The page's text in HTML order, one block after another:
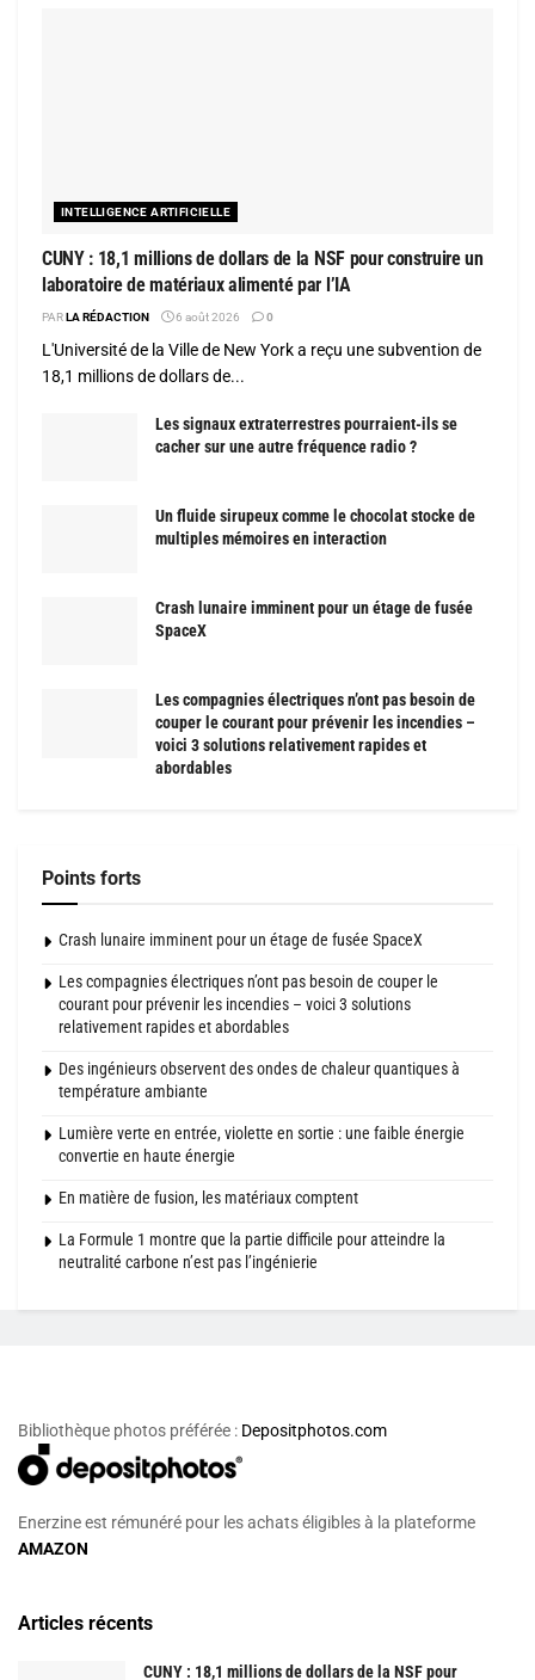
INTELLIGENCE ARTIFICIELLE
CUNY : 18,1 millions de dollars de la NSF pour construire un
laboratoire de matériaux alimenté par l’IA
PARLA RÉDACTION 6 août 2026 0
L'Université de la Ville de New York a reçu une subvention de
18,1 millions de dollars de...
Les signaux extraterrestres pourraient-ils se
cacher sur une autre fréquence radio ?
Un fluide sirupeux comme le chocolat stocke de
multiples mémoires en interaction
Crash lunaire imminent pour un étage de fusée
SpaceX
Les compagnies électriques n’ont pas besoin de
couper le courant pour prévenir les incendies –
voici 3 solutions relativement rapides et
abordables
Points forts
Crash lunaire imminent pour un étage de fusée SpaceX
Les compagnies électriques n’ont pas besoin de couper le
courant pour prévenir les incendies – voici 3 solutions
relativement rapides et abordables
Des ingénieurs observent des ondes de chaleur quantiques à
température ambiante
Lumière verte en entrée, violette en sortie : une faible énergie
convertie en haute énergie
En matière de fusion, les matériaux comptent
La Formule 1 montre que la partie difficile pour atteindre la
neutralité carbone n’est pas l’ingénierie
Bibliothèque photos préférée : Depositphotos.com
Enerzine est rémunéré pour les achats éligibles à la plateforme
AMAZON
Articles récents
CUNY : 18,1 millions de dollars de la NSF pour